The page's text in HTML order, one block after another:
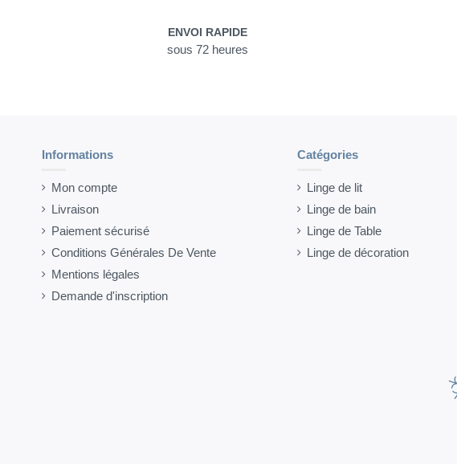
ENVOI RAPIDE
sous 72 heures
Informations
Mon compte
Livraison
Paiement sécurisé
Conditions Générales De Vente
Mentions légales
Demande d'inscription
Catégories
Linge de lit
Linge de bain
Linge de Table
Linge de décoration